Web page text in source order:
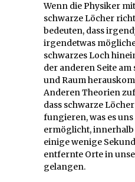
Wenn die Physiker
schwarze Löcher
bedeuten, dass
irgendetwas
schwarzes Loch
der anderen Seite am
und Raum
Anderen Theorien
dass schwarze
fungieren, was es
ermöglicht, innerhalb
einige wenige
entfernte Orte in
gelangen.